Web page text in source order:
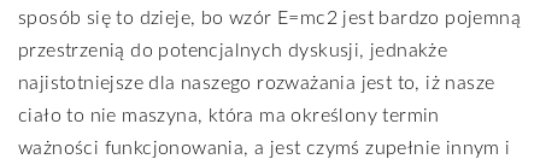
sposób się to dzieje, bo wzór E=mc2 jest bardzo pojemną
przestrzenią do potencjalnych dyskusji, jednakże
najistotniejsze dla naszego rozważania jest to, iż nasze
ciało to nie maszyna, która ma określony termin
ważności funkcjonowania, a jest czymś zupełnie innym i